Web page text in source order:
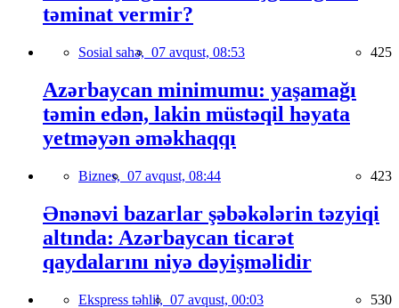
təminat vermir?
Sosial sahə, 07 avqust, 08:53 425
Azərbaycan minimumu: yaşamağı
təmin edən, lakin müstəqil həyata
yetməyən əməkhaqqı
Biznes, 07 avqust, 08:44 423
Ənənəvi bazarlar şəbəkələrin təzyiqi
altında: Azərbaycan ticarət
qaydalarını niyə dəyişməlidir
Ekspress təhlil, 07 avqust, 00:03 530